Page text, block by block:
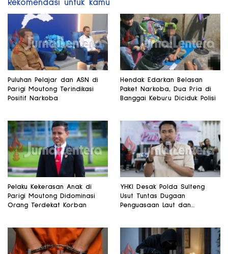
Rekomendasi untuk kamu
Puluhan Pelajar dan ASN di
Parigi Moutong Terindikasi
Positif Narkoba
Hendak Edarkan Belasan
Paket Narkoba, Dua Pria di
Banggai Keburu Diciduk Polisi
Pelaku Kekerasan Anak di
Parigi Moutong Didominasi
Orang Terdekat Korban
YHKI Desak Polda Sulteng
Usut Tuntas Dugaan
Penguasaan Laut dan